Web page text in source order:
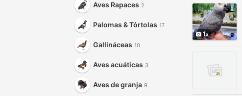
Aves Rapaces 2
Palomas & Tórtolas 17
Gallináceas 10
Aves acuáticas 3
Aves de granja 9
1